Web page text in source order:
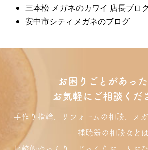
三本松 メガネのカワイ 店長ブロ
安中市シティメガネのブログ
お困りごとがあった
お気軽にご相談くだ
手作り指輪、リフォームの相談、メ
補聴器の相談などは